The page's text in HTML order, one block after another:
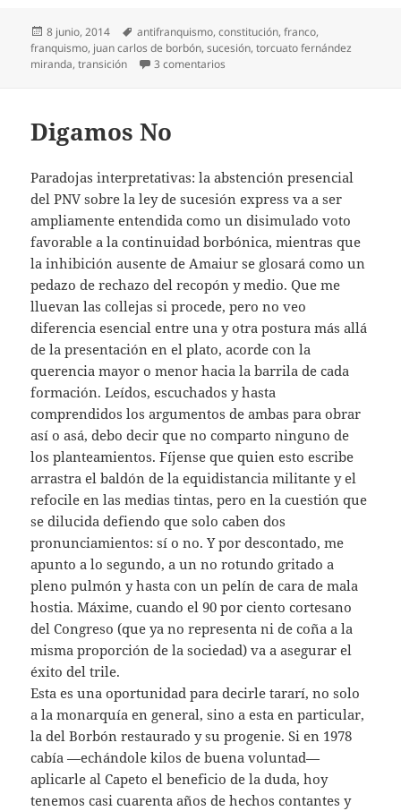
Publicado
el
8 junio, 2014 Etiquetas
antifranquismo,constitución,franco,
franquismo, juan carlos de borbón,sucesión,torcuato fernández
miranda,transición 3 comentarios
Digamos No
Paradojas interpretativas: la abstención presencial
del PNV sobre la ley de sucesión express va a ser
ampliamente entendida como un disimulado voto
favorable a la continuidad borbónica, mientras que
la inhibición ausente de Amaiur se glosará como un
pedazo de rechazo del recopón y medio. Que me
lluevan las collejas si procede, pero no veo
diferencia esencial entre una y otra postura más allá
de la presentación en el plato, acorde con la
querencia mayor o menor hacia la barrila de cada
formación. Leídos, escuchados y hasta
comprendidos los argumentos de ambas para obrar
así o asá, debo decir que no comparto ninguno de
los planteamientos. Fíjense que quien esto escribe
arrastra el baldón de la equidistancia militante y el
refocile en las medias tintas, pero en la cuestión que
se dilucida defiendo que solo caben dos
pronunciamientos: sí o no. Y por descontado, me
apunto a lo segundo, a un no rotundo gritado a
pleno pulmón y hasta con un pelín de cara de mala
hostia. Máxime, cuando el 90 por ciento cortesano
del Congreso (que ya no representa ni de coña a la
misma proporción de la sociedad) va a asegurar el
éxito del trile.
Esta es una oportunidad para decirle tararí, no solo
a la monarquía en general, sino a esta en particular,
la del Borbón restaurado y su progenie. Si en 1978
cabía —echándole kilos de buena voluntad—
aplicarle al Capeto el beneficio de la duda, hoy
tenemos casi cuarenta años de hechos contantes y